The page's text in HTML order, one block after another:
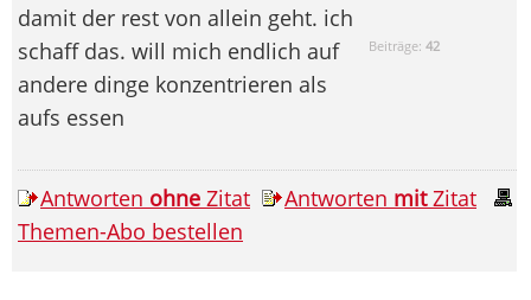
Beiträge:42
damit der rest von allein geht. ich
schaff das. will mich endlich auf
andere dinge konzentrieren als
aufs essen
Antworten ohne Zitat Antworten mitZitat
Themen-Abo bestellen